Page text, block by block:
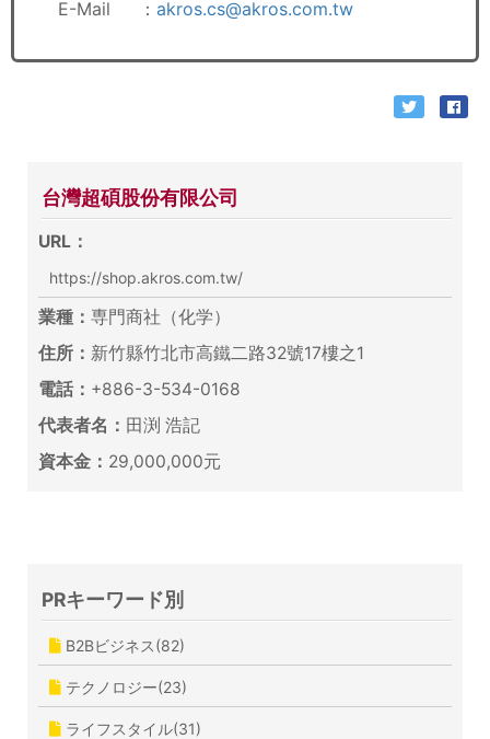
E-Mail ： akros.cs@akros.com.tw
台灣超碩股份有限公司
URL：
https://shop.akros.com.tw/
業種： 専門商社（化学）
住所： 新竹縣竹北市高鐵二路32號17樓之1
電話： +886-3-534-0168
代表者名： 田渕 浩記
資本金： 29,000,000元
PRキーワード別
B2Bビジネス(82)
テクノロジー(23)
ライフスタイル(31)